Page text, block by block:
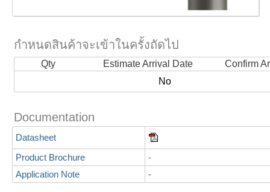
กำหนดสินค้าจะเข้าในครั้งถัดไป
Qty Estimate Arrival Date
Confirm
No
Documentation
Datasheet
Product Brochure
-
Application Note
-